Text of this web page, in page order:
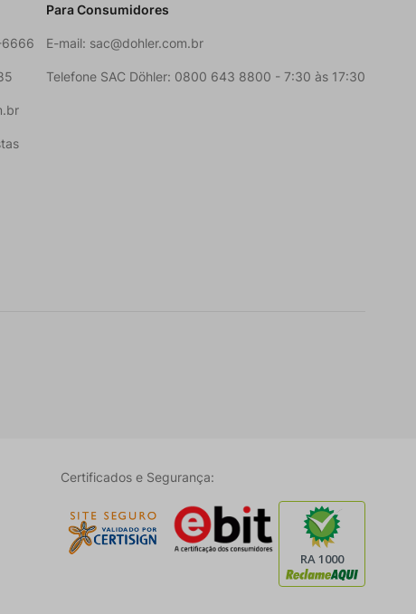
6666
Para Consumidores
E-mail: sac@dohler.com.br
Telefone SAC Döhler: 0800 643 8800 - 7:30 às 17:30
Certificados e Segurança: